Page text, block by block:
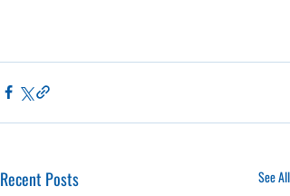
Recent Posts See All